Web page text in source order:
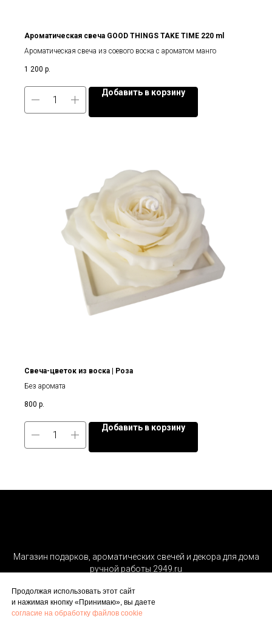
Ароматическая свеча GOOD THINGS TAKE TIME 220 ml
Ароматическая свеча из соевого воска с ароматом манго
1 200 р.
Добавить в корзину
Свеча-цветок из воска | Роза
Без аромата
800 р.
Добавить в корзину
Продолжая использовать этот сайт
и нажимая кнопку «Принимаю», вы даете
согласие на обработку файлов cookie
Магазин подарков, ароматических свечей и декора для дома
ручной работы 2949.ru
ИП Кеннеди Шон Франсис
ОГРНИП 323470400084033